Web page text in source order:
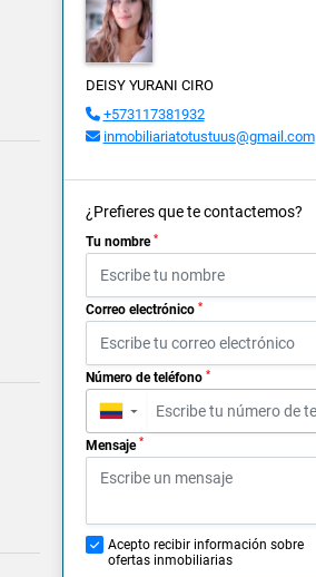
DEISY YURANI CIRO
+573117381932
inmobiliariatotustuus@gmail.com
¿Prefieres que te contactemos?
Tu nombre *
Correo electrónico *
Número de teléfono *
▼
Mensaje *
Acepto recibir información sobre
ofertas inmobiliarias